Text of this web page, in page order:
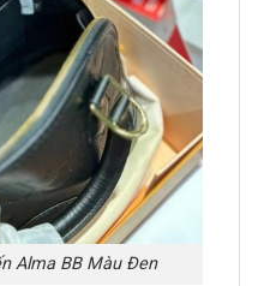
Alma BB Màu Đen